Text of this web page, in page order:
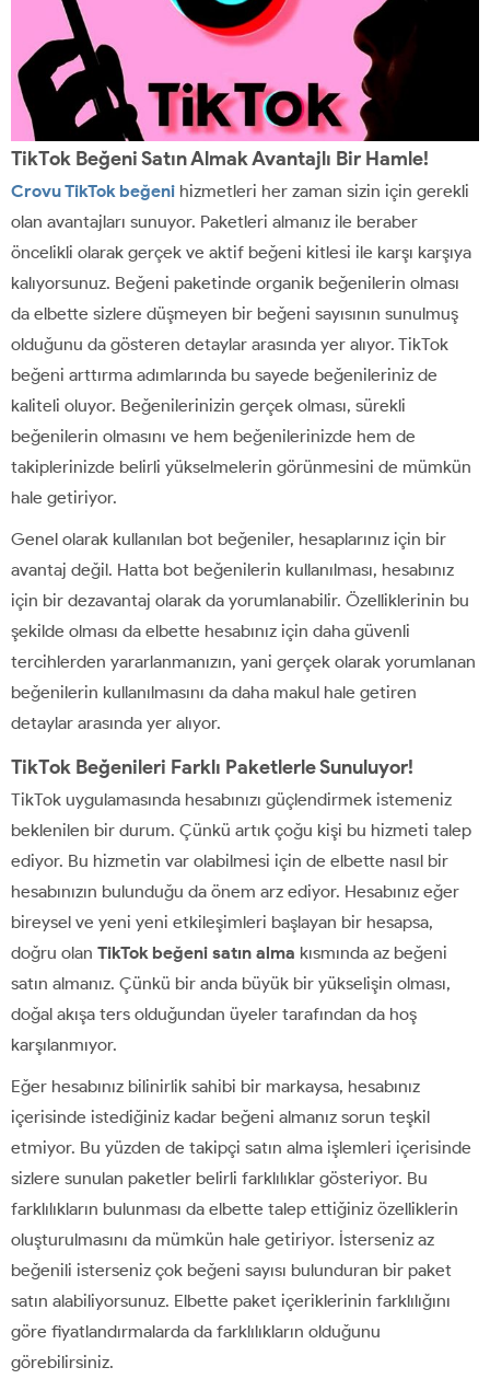
TikTok Beğeni Satın Almak Avantajlı Bir Hamle!
Crovu TikTok beğeni hizmetleri her zaman sizin için gerekli
olan avantajları sunuyor. Paketleri almanız ile beraber
öncelikli olarak gerçek ve aktif beğeni kitlesi ile karşı karşıya
kalıyorsunuz. Beğeni paketinde organik beğenilerin olması
da elbette sizlere düşmeyen bir beğeni sayısının sunulmuş
olduğunu da gösteren detaylar arasında yer alıyor. TikTok
beğeni arttırma adımlarında bu sayede beğenileriniz de
kaliteli oluyor. Beğenilerinizin gerçek olması, sürekli
beğenilerin olmasını ve hem beğenilerinizde hem de
takiplerinizde belirli yükselmelerin görünmesini de mümkün
hale getiriyor.
Genel olarak kullanılan bot beğeniler, hesaplarınız için bir
avantaj değil. Hatta bot beğenilerin kullanılması, hesabınız
için bir dezavantaj olarak da yorumlanabilir. Özelliklerinin bu
şekilde olması da elbette hesabınız için daha güvenli
tercihlerden yararlanmanızın, yani gerçek olarak yorumlanan
beğenilerin kullanılmasını da daha makul hale getiren
detaylar arasında yer alıyor.
TikTok Beğenileri Farklı Paketlerle Sunuluyor!
TikTok uygulamasında hesabınızı güçlendirmek istemeniz
beklenilen bir durum. Çünkü artık çoğu kişi bu hizmeti talep
ediyor. Bu hizmetin var olabilmesi için de elbette nasıl bir
hesabınızın bulunduğu da önem arz ediyor. Hesabınız eğer
bireysel ve yeni yeni etkileşimleri başlayan bir hesapsa,
doğru olan TikTok beğeni satın alma kısmında az beğeni
satın almanız. Çünkü bir anda büyük bir yükselişin olması,
doğal akışa ters olduğundan üyeler tarafından da hoş
karşılanmıyor.
Eğer hesabınız bilinirlik sahibi bir markaysa, hesabınız
içerisinde istediğiniz kadar beğeni almanız sorun teşkil
etmiyor. Bu yüzden de takipçi satın alma işlemleri içerisinde
sizlere sunulan paketler belirli farklılıklar gösteriyor. Bu
farklılıkların bulunması da elbette talep ettiğiniz özelliklerin
oluşturulmasını da mümkün hale getiriyor. İsterseniz az
beğenili isterseniz çok beğeni sayısı bulunduran bir paket
satın alabiliyorsunuz. Elbette paket içeriklerinin farklılığını
göre fiyatlandırmalarda da farklılıkların olduğunu
görebilirsiniz.